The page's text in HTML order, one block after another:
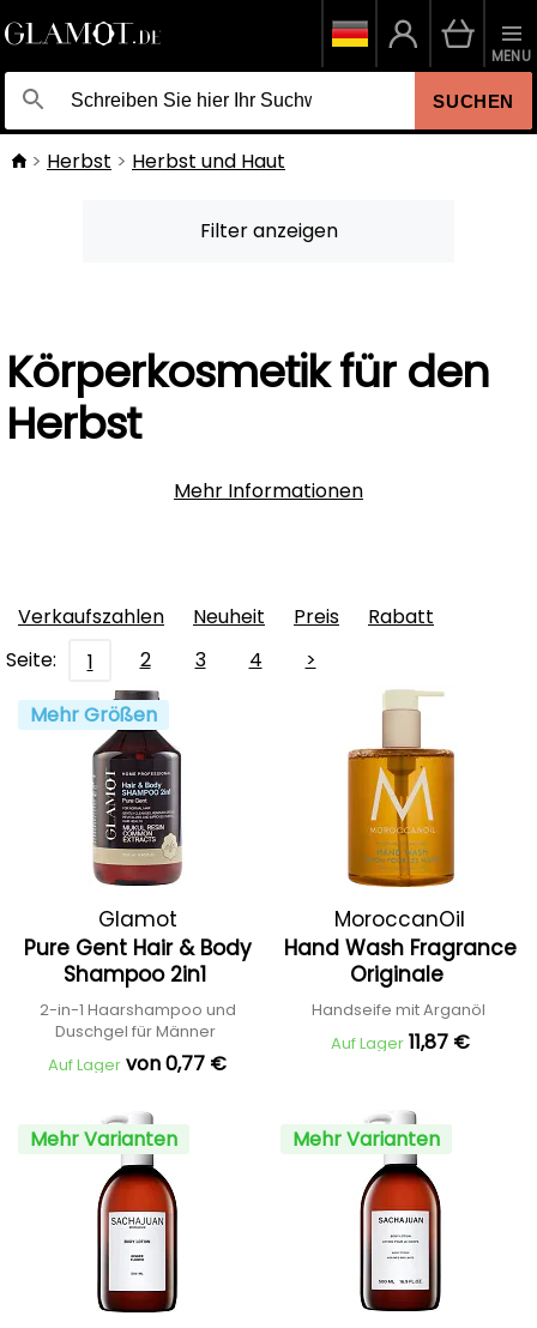
SUCHEN
MENU
Herbst Herbst und Haut
Filter anzeigen
Körperkosmetik für den
Herbst
Mehr Informationen
Verkaufszahlen Neuheit Preis
Rabatt
Seite:
1 2 3 4
>
Mehr Größen
Glamot
Pure Gent Hair & Body
Shampoo 2in1
2-in-1 Haarshampoo und
Duschgel für Männer
Auf Lager von 0,77 €
MoroccanOil
Hand Wash Fragrance
Originale
Handseife mit Arganöl
Auf Lager 11,87 €
Mehr Varianten Mehr Varianten